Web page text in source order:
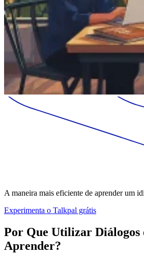
A maneira mais eficiente de aprender um
Experimenta o Talkpal grátis
Por Que Utilizar Diálogos
Aprender?